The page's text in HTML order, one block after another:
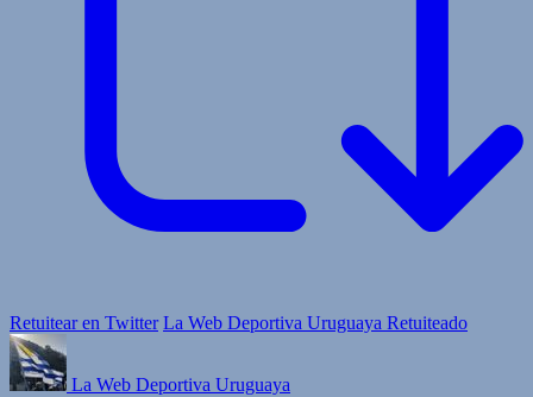
Retuitear en Twitter La Web Deportiva Uruguaya Retuiteado
La Web Deportiva Uruguaya